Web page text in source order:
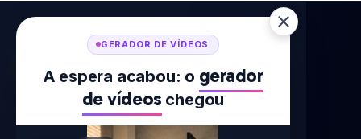
GERADOR DE VÍDEOS
A espera acabou: o gerador
de vídeos chegou
Alcance milhares de clientes postando
nas redes sociais todos os dias, sem
esforço. O sistema operacional do seu